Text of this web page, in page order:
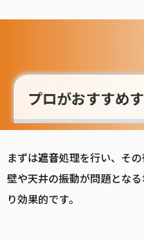
プロがおすすめ
まずは遮音処理を行い、そ
壁や天井の振動が問題とな
り効果的です。